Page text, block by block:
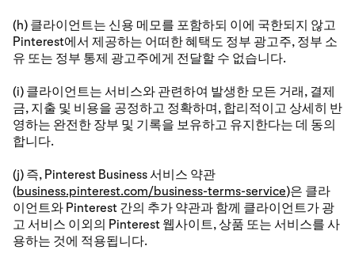
(h) 클라이언트는 신용 메모를 포함하되 이에 국한되지 않고
Pinterest에서 제공하는 어떠한 혜택도 정부 광고주, 정부 소
유 또는 정부 통제 광고주에게 전달할 수 없습니다.
(i) 클라이언트는 서비스와 관련하여 발생한 모든 거래, 결제
금, 지출 및 비용을 공정하고 정확하며, 합리적이고 상세히 반
영하는 완전한 장부 및 기록을 보유하고 유지한다는 데 동의
합니다.
(j) 즉, Pinterest Business 서비스 약관
(business.pinterest.com/business-terms-service)은 클라
이언트와 Pinterest 간의 추가 약관과 함께 클라이언트가 광
고 서비스 이외의 Pinterest 웹사이트, 상품 또는 서비스를 사
용하는 것에 적용됩니다.